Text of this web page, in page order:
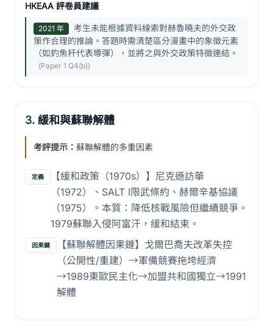
HKEAA 評卷員建議
2021 年
考生未能根據資料線索對赫魯曉夫的外交政
策作合理的推論。答題時需清楚區分漫畫中的象徵元素
（如釣魚杆代表導彈），並將之與外交政策特徵連結。
(Paper 1 Q4(b))
3. 緩和與蘇聯解體
考評提示： 蘇聯解體的多重因素
定義
【緩和政策（1970s）】尼克遜訪華
（1972）、SALT I限武條約、赫爾辛基協議
（1975）。本質：降低核戰風險但繼續競爭。
1979蘇聯入侵阿富汗，緩和結束。
因果鏈
【蘇聯解體因果鏈】戈爾巴喬夫改革失控
（公開性/重建）→軍備競賽拖垮經濟
→1989東歐民主化→加盟共和國獨立→1991
解體